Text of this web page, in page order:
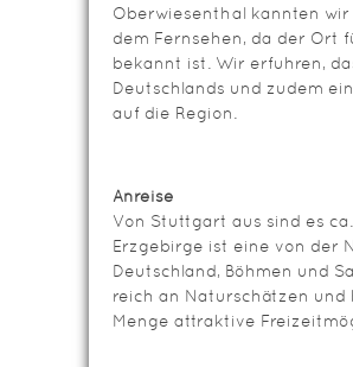
Oberwiesenthal kannten
dem Fernsehen, da der Ort
bekannt ist. Wir erfuhren,
Deutschlands und zudem
auf die Region.
Anreise
Von Stuttgart aus sind es
Erzgebirge ist eine von der
Deutschland, Böhmen und
reich an Naturschätzen und
Menge attraktive